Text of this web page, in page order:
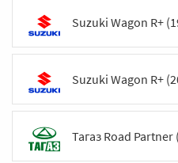
Suzuki Wagon R+
Suzuki Wagon R+
Тагаз Road Partner